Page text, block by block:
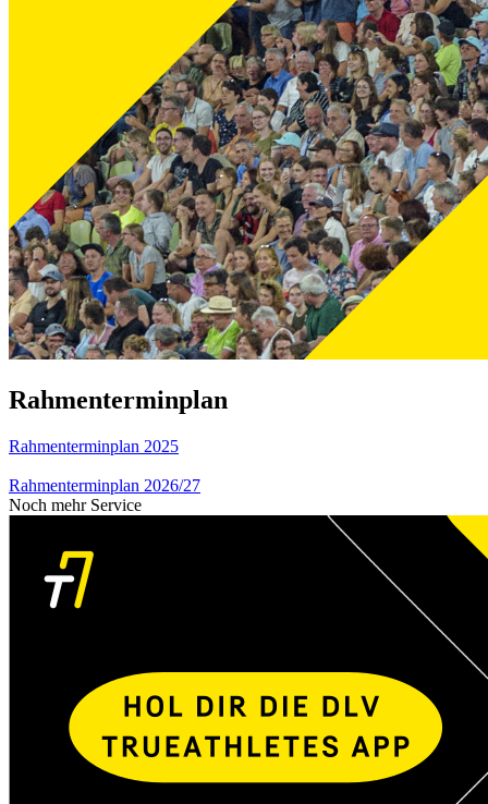
Rahmenterminplan
Rahmenterminplan 2025
Rahmenterminplan 2026/27
Noch mehr Service